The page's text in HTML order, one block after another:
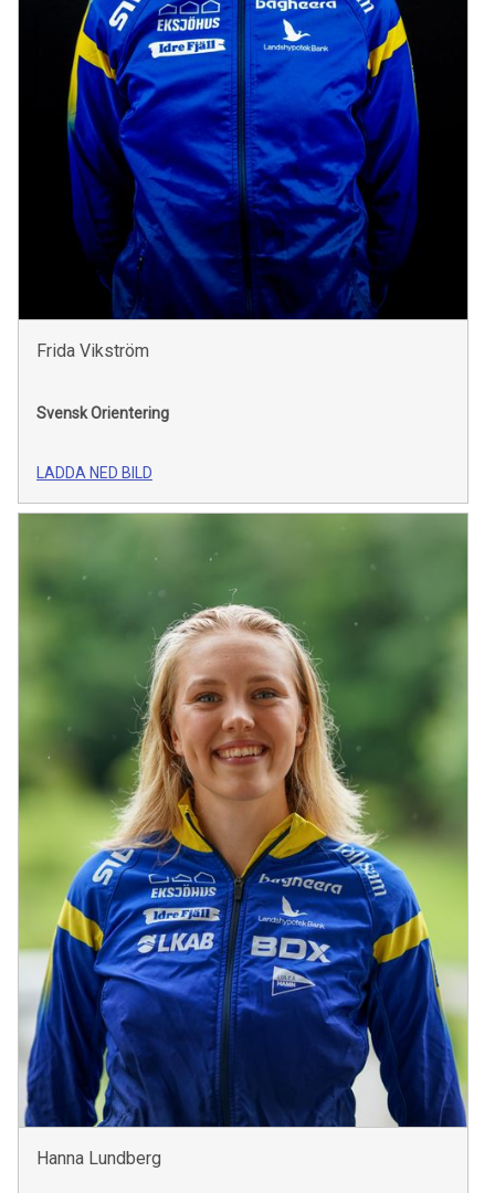
Frida Vikström
Svensk Orientering
LADDA NED BILD
Hanna Lundberg